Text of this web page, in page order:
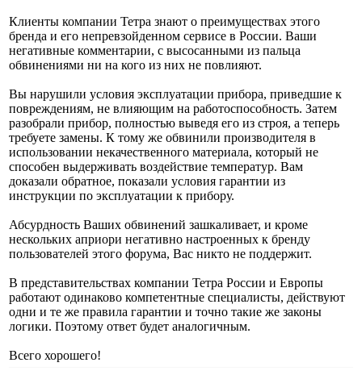
Клиенты компании Тетра знают о преимуществах этого
бренда и его непревзойденном сервисе в России. Ваши
негативные комментарии, с высосанными из пальца
обвинениями ни на кого из них не повлияют.
Вы нарушили условия эксплуатации прибора, приведшие к
повреждениям, не влияющим на работоспособность. Затем
разобрали прибор, полностью выведя его из строя, а теперь
требуете замены. К тому же обвинили производителя в
использовании некачественного материала, который не
способен выдерживать воздействие температур. Вам
доказали обратное, показали условия гарантии из
инструкции по эксплуатации к прибору.
Абсурдность Ваших обвинений зашкаливает, и кроме
нескольких априори негативно настроенных к бренду
пользователей этого форума, Вас никто не поддержит.
В представительствах компании Тетра России и Европы
работают одинаково компетентные специалисты, действуют
одни и те же правила гарантии и точно такие же законы
логики. Поэтому ответ будет аналогичным.
Всего хорошего!